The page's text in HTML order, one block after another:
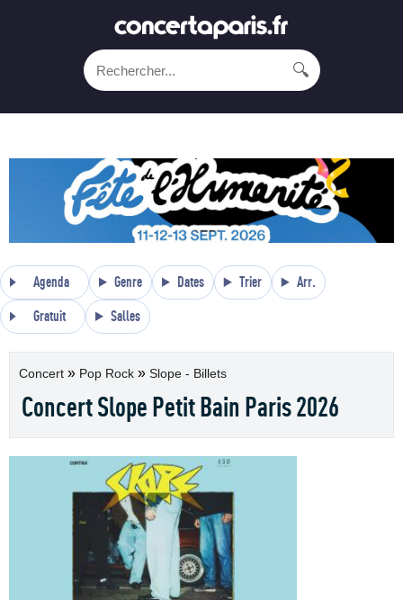
🔍
Agenda Genre Dates Trier Arr.
Gratuit Salles
Concert » Pop Rock » Slope - Billets
Concert Slope Petit Bain Paris 2026